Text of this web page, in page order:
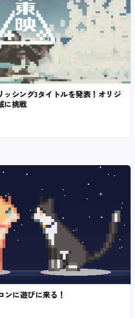
シング3タイトルを発表！オリジ
に挑戦
に遊びに来る！